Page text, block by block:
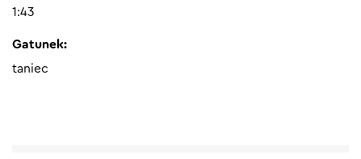
1:43
Gatunek:
taniec